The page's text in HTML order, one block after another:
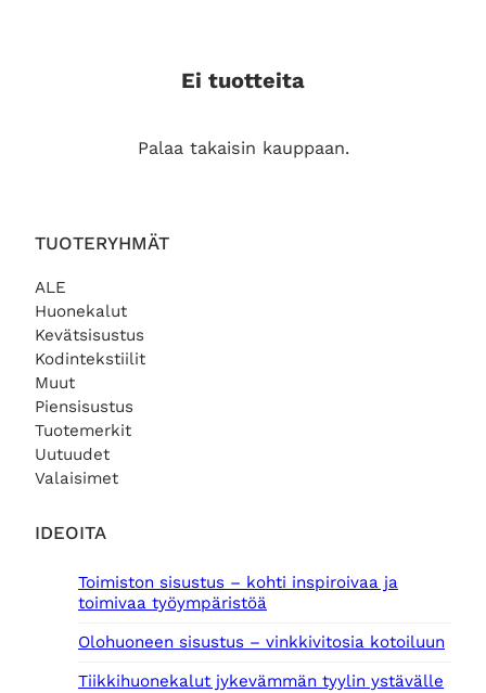
TUOTERYHMÄT
ALE
Huonekalut
Kevätsisustus
Kodintekstiilit
Muut
Piensisustus
Tuotemerkit
Uutuudet
Valaisimet
IDEOITA
Toimiston sisustus – kohti inspiroivaa ja
toimivaa työympäristöä
Olohuoneen sisustus – vinkkivitosia kotoiluun
Tiikkihuonekalut jykevämmän tyylin ystävälle
Ei tuotteita
Palaa takaisin kauppaan.